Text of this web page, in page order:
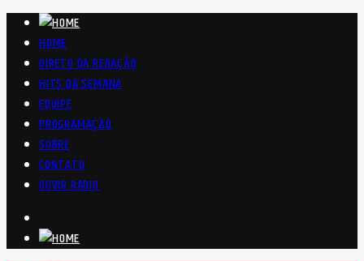
HOME
DIRETO DA REDAÇÃO
HITS DA SEMANA
EQUIPE
PROGRAMAÇÃO
SOBRE
CONTATO
OUVIR RÁDIO